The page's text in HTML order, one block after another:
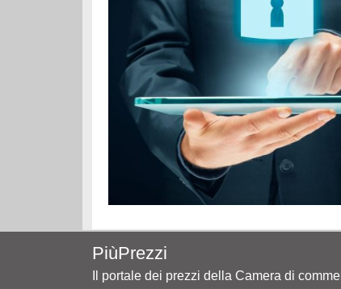
PiùPrezzi
Il portale dei prezzi della Camera di